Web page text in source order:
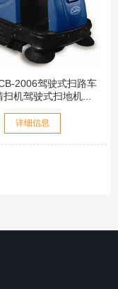
2006驾驶式扫路车
机驾驶式扫地机...
详细信息